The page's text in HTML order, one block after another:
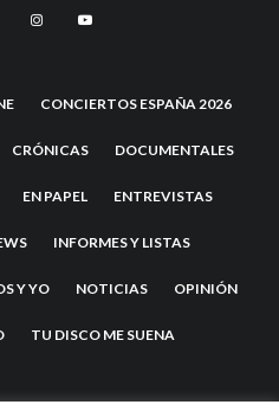
CONCIERTOS ESPAÑA 2026
CRÓNICAS DOCUMENTALES
EN PAPEL ENTREVISTAS
INFORMES Y LISTAS
Y YO NOTICIAS OPINIÓN
TU DISCO ME SUENA